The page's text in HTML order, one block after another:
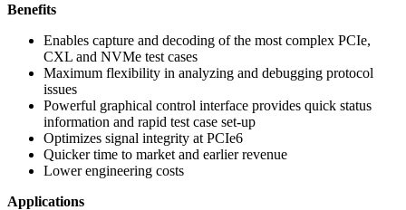
Benefits
Enables capture and decoding of the most complex PCIe,
CXL and NVMe test cases
Maximum flexibility in analyzing and debugging protocol
issues
Powerful graphical control interface provides quick status
information and rapid test case set-up
Optimizes signal integrity at PCIe6
Quicker time to market and earlier revenue
Lower engineering costs
Applications